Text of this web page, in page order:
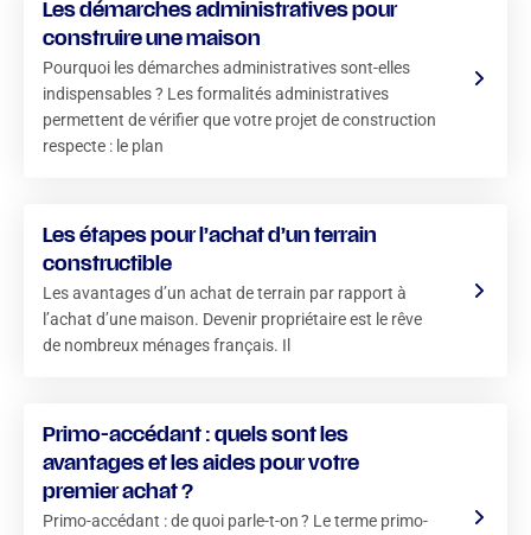
Les démarches administratives pour
construire une maison
Pourquoi les démarches administratives sont-elles
indispensables ? Les formalités administratives
permettent de vérifier que votre projet de construction
respecte : le plan
Les étapes pour l’achat d’un terrain
constructible
Les avantages d’un achat de terrain par rapport à
l’achat d’une maison. Devenir propriétaire est le rêve
de nombreux ménages français. Il
Primo-accédant : quels sont les
avantages et les aides pour votre
premier achat ?
Primo-accédant : de quoi parle-t-on ? Le terme primo-